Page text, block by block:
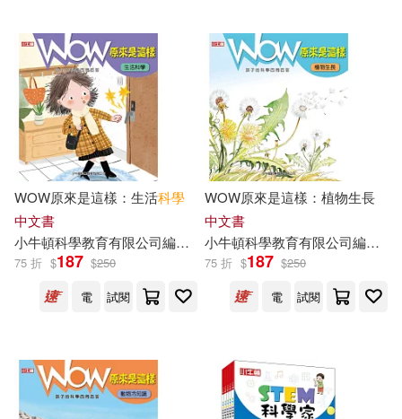
WOW原來是這樣：生活科學
中文書
小牛頓科學教育有限公司編輯 團隊 譚婷
75 折 $187 $250
電
試閱
WOW原來是這樣：植物生長
中文書
小牛頓科學教育有限公司編輯
75 折 $187 $250
電
試閱